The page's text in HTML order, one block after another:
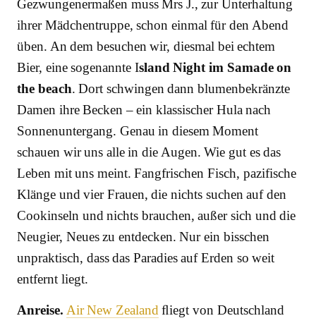
Gezwungenermaßen muss Mrs J., zur Unterhaltung
ihrer Mädchentruppe, schon einmal für den Abend
üben. An dem besuchen wir, diesmal bei echtem
Bier, eine sogenannte Island Night im Samade on
the beach. Dort schwingen dann blumenbekränzte
Damen ihre Becken – ein klassischer Hula nach
Sonnenuntergang. Genau in diesem Moment
schauen wir uns alle in die Augen. Wie gut es das
Leben mit uns meint. Fangfrischen Fisch, pazifische
Klänge und vier Frauen, die nichts suchen auf den
Cookinseln und nichts brauchen, außer sich und die
Neugier, Neues zu entdecken. Nur ein bisschen
unpraktisch, dass das Paradies auf Erden so weit
entfernt liegt.
Anreise. Air New Zealand ﬂiegt von Deutschland